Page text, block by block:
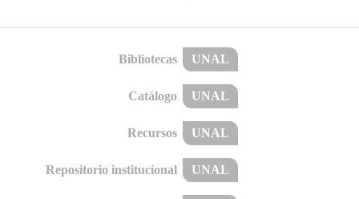
Bibliotecas UNAL
Catálogo UNAL
Recursos UNAL
Repositorio institucional UNAL